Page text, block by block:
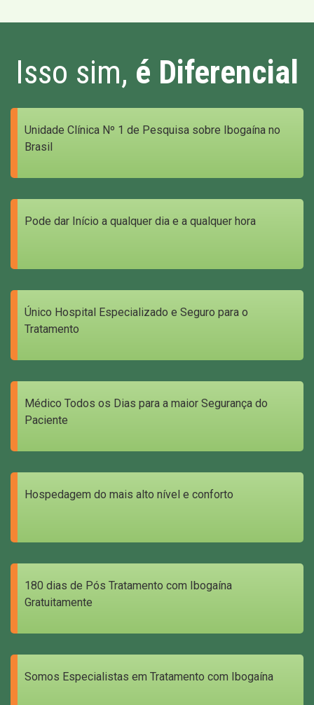
Isso sim, é Diferencial
Unidade Clínica Nº 1 de Pesquisa sobre Ibogaína no
Brasil
Pode dar Início a qualquer dia e a qualquer hora
Único Hospital Especializado e Seguro para o
Tratamento
Médico Todos os Dias para a maior Segurança do
Paciente
Hospedagem do mais alto nível e conforto
180 dias de Pós Tratamento com Ibogaína
Gratuitamente
Somos Especialistas em Tratamento com Ibogaína